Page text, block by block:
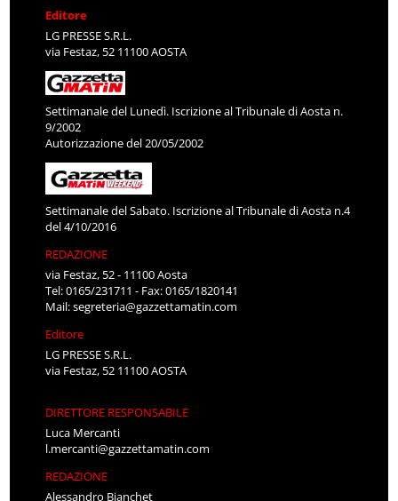
Editore
LG PRESSE S.R.L.
via Festaz, 52 11100 AOSTA
Settimanale del Lunedì. Iscrizione al Tribunale di Aosta n.
9/2002
Autorizzazione del 20/05/2002
Settimanale del Sabato. Iscrizione al Tribunale di Aosta n.4
del 4/10/2016
REDAZIONE
via Festaz, 52 - 11100 Aosta
Tel: 0165/231711 - Fax: 0165/1820141
Mail:segreteria@gazzettamatin.com
Editore
LG PRESSE S.R.L.
via Festaz, 52 11100 AOSTA
DIRETTORE RESPONSABILE
Luca Mercanti
l.mercanti@gazzettamatin.com
REDAZIONE
Alessandro Bianchet